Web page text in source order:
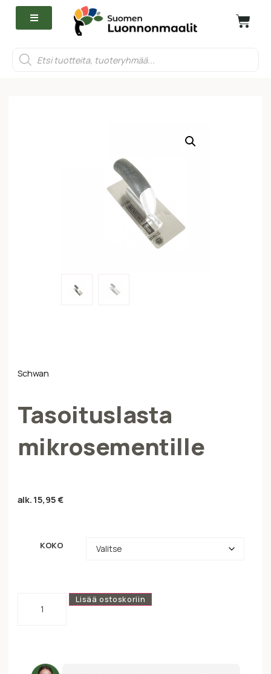
Schwan
Tasoituslasta
mikrosementille
alk. 15,95€
KOKO
Lisää ostoskoriin